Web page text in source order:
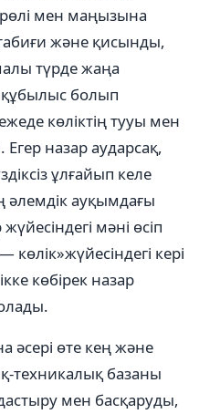
мен маңызына
және қисынды,
түрде жаңа
құбылыс болып
көліктің тууы мен
назар аударсақ,
ұлғайып келе
ауқымдағы
мәні өсіп
кері
көбірек назар
әсері өте кең және
техникалық базаны
мен басқаруды,